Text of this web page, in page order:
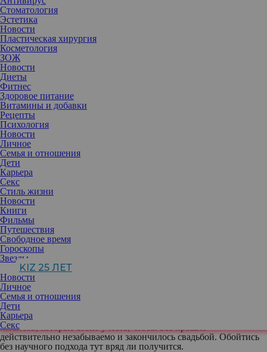
Стоматология
Эстетика
Новости
Пластическая хирургия
Косметология
ЗОЖ
Новости
Диеты
Фитнес
Здоровое питание
Витамины и добавки
Рецепты
Психология
Новости
Личное
Семья и отношения
Дети
Карьера
Секс
Стиль жизни
Новости
Книги
Фильмы
Путешествия
Свободное время
Гороскопы
Звезды
KIZ 25 ЛЕТ
Новости
Личное
Семья и отношения
Дети
Карьера
Секс
Одни мужчины зовут возлюбленных замуж в уютной домашней
обстановке. Другие организуют романтическое свидание
непременно с полетом на вертолете или на воздушном шаре.
Третьи предпочитают избегать формальностей с коленом и сразу
приглашают партнершу пройти в ЗАГС. Какой из этих
вариантов оптимальный — выяснили ученые.
Предложение руки и сердца — дело не будничное, часто в
жизни не случается. Именно поэтому девушки мечтают, чтобы
все прошло идеально, а мужчины нервничают, стараясь
оправдать ожидания возлюбленных. Существует множество
нюансов, которые стоит учесть, чтобы все прошло
действительно незабываемо и закончилось свадьбой. Обойтись
без научного подхода тут вряд ли получится.